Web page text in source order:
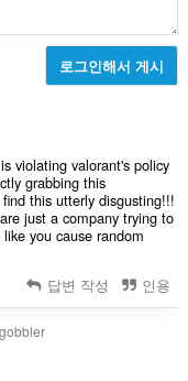
로그인해서 게시
violating valorant's policy
grabbing this
this utterly disgusting!!!
just a company trying to
you cause random
답변 작성 인용